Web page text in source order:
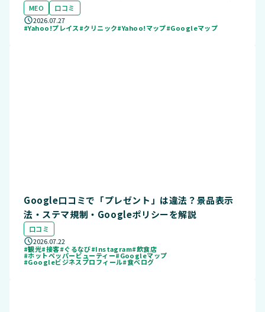
MEO
口コミ
2026.07.27
#Yahoo!プレイス#クリニック#Yahoo!マップ#Googleマップ
Google口コミで「プレゼント」は違法？景品表示
法・ステマ規制・Googleポリシーを解説
口コミ
2026.07.22
#観光#接客#ぐるなび#Instagram#飲食店
#ホットペッパービューティー#Googleマップ
#Googleビジネスプロフィール#食べログ